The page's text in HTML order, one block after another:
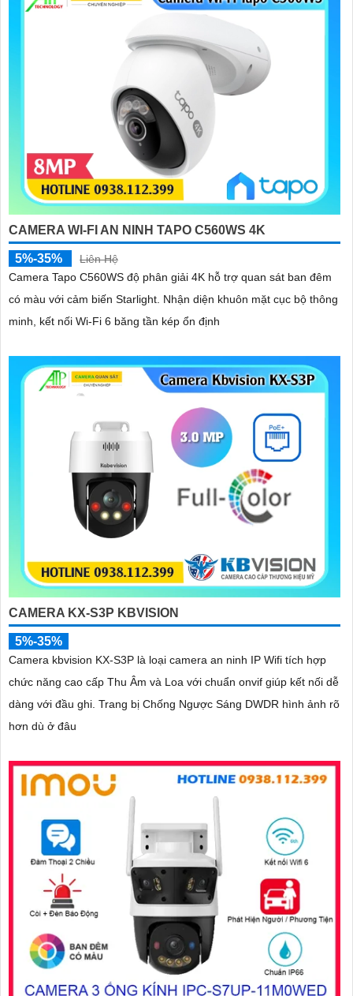
CAMERA WI-FI AN NINH TAPO C560WS 4K
5%-35%
Liên Hệ
Camera Tapo C560WS độ phân giải 4K hỗ trợ quan sát ban đêm
có màu với cảm biến Starlight. Nhận diện khuôn mặt cục bộ thông
minh, kết nối Wi-Fi 6 băng tần kép ổn định
CAMERA KX-S3P KBVISION
5%-35%
Camera kbvision KX-S3P là loại camera an ninh IP Wifi tích hợp
chức năng cao cấp Thu Âm và Loa với chuẩn onvif giúp kết nối dễ
dàng với đầu ghi. Trang bị Chống Ngược Sáng DWDR hình ảnh rõ
hơn dù ở đâu